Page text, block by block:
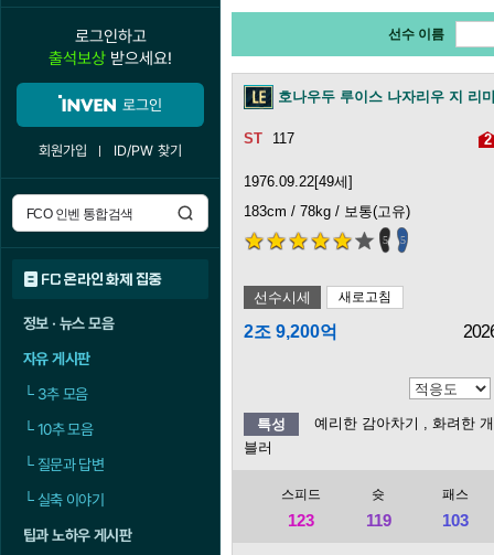
로그인하고
출석보상 받으세요!
로그인
회원가입 ID/PW 찾기
FC 온라인 화제 집중
정보 · 뉴스 모음
자유 게시판
└3추 모음
└10추 모음
└질문과 답변
└실축 이야기
팁과 노하우 게시판
선수 이름
호나우두 루이스 나자리우 지 리
117 2
1976.09.22[49세]
183cm / 78kg / 보통(고유)
5 5
선수시세 새로고침
2조 9,200억
특성 예리한 감아차기
, 화려한
블러
스피드
123
슛
119
패스
103